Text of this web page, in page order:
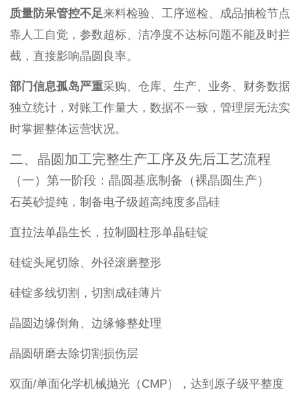
质量防呆管控不足来料检验、工序巡检、成品抽检节点
靠人工自觉，参数超标、洁净度不达标问题不能及时拦
截，直接影响晶圆良率。
部门信息孤岛严重采购、仓库、生产、业务、财务数据
独立统计，对账工作量大，数据不一致，管理层无法实
时掌握整体运营状况。
二、晶圆加工完整生产工序及先后工艺流程
（一）第一阶段：晶圆基底制备（裸晶圆生产）
石英砂提纯，制备电子级超高纯度多晶硅
直拉法单晶生长，拉制圆柱形单晶硅锭
硅锭头尾切除、外径滚磨整形
硅锭多线切割，切割成硅薄片
晶圆边缘倒角、边缘修整处理
晶圆研磨去除切割损伤层
双面/单面化学机械抛光（CMP），达到原子级平整度